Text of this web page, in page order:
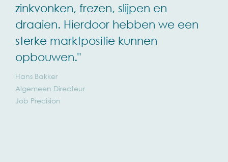
zinkvonken, frezen, slijpen en
draaien. Hierdoor hebben we een
sterke marktpositie kunnen
opbouwen."
Hans Bakker
Algemeen Directeur
Job Precision